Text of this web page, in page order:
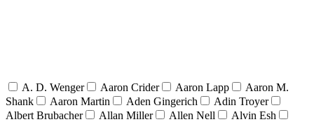
A. D. Wenger Aaron Crider Aaron Lapp
Aaron M.
Shank
Aaron Martin Aden Gingerich
Adin Troyer
Albert Brubacher
Allan Miller Allen Nell
Alvin Esh